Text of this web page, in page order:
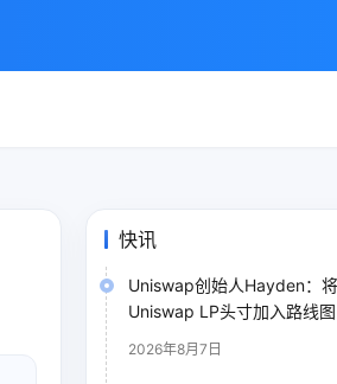
快讯
Uniswap创始人Hayden：
Uniswap LP头寸加入路线图
2026年8月7日